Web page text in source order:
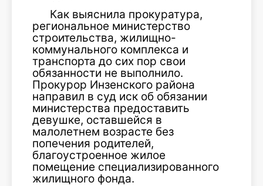
Как выяснила прокуратура,
региональное министерство
строительства, жилищно-
коммунального комплекса и
транспорта до сих пор свои
обязанности не выполнило.
Прокурор Инзенского района
направил в суд иск об обязании
министерства предоставить
девушке, оставшейся в
малолетнем возрасте без
попечения родителей,
благоустроенное жилое
помещение специализированного
жилищного фонда.